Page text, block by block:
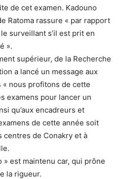
de cet examen. Kadouno
Ratoma rassure « par rapport
surveillant s’il est prit en
».
supérieur, de la Recherche
a lancé un message aux
nous profitons de cette
examens pour lancer un
qu’aux encadreurs et
de cette année soit
centres de Conakry et à
» est maintenu car, qui prône
la rigueur.